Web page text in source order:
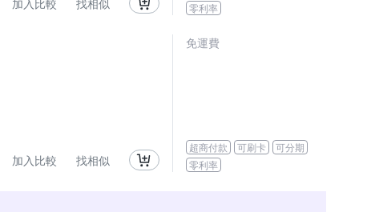
加入比較 找相似
零利率
加入比較 找相似
免運費
超商付款 可刷卡
可分期
零利率